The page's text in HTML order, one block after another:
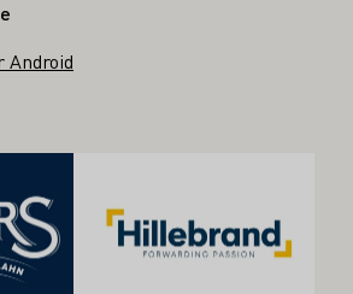
Android